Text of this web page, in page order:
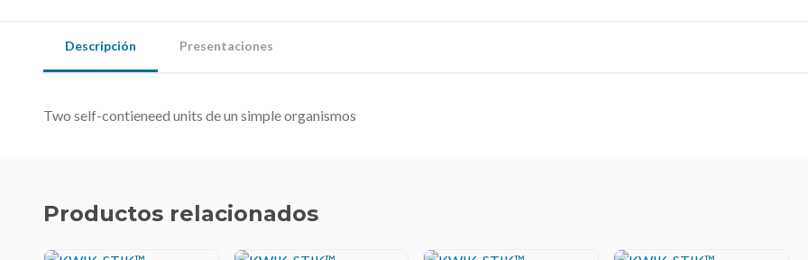
Descripción Presentaciones
Two self-contieneed units de un simple organismos
Productos relacionados